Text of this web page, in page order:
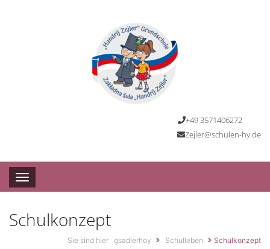
+49 3571406272
Zejler@schulen-hy.de
Toggle navigation
Schulkonzept
Sie sind hier gsadlerhoy Schulleben Schulkonzept